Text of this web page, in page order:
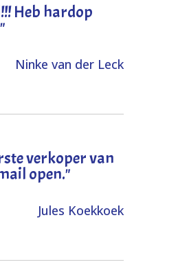
Heb hardop
Ninke van der Leck
verkoper van
open."
Jules Koekkoek